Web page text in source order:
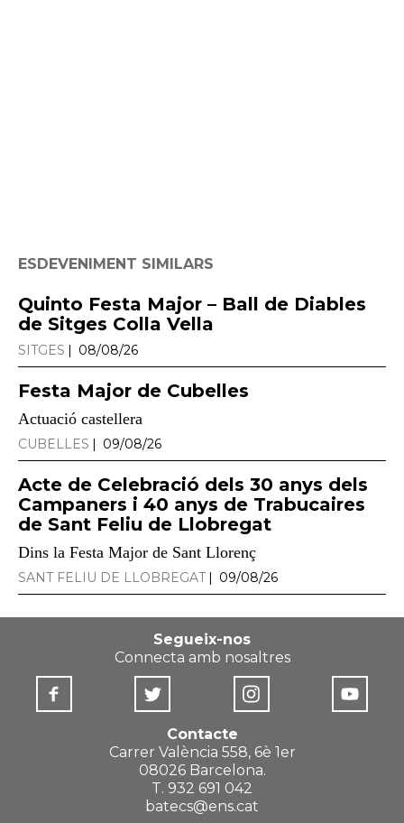
ESDEVENIMENT SIMILARS
Quinto Festa Major – Ball de Diables
de Sitges Colla Vella
SITGES 08/08/26
Festa Major de Cubelles
Actuació castellera
CUBELLES 09/08/26
Acte de Celebració dels 30 anys dels
Campaners i 40 anys de Trabucaires
de Sant Feliu de Llobregat
Dins la Festa Major de Sant Llorenç
SANT FELIU DE LLOBREGAT 09/08/26
Segueix-nos
Connecta amb nosaltres
Contacte
Carrer València 558, 6è 1er
08026 Barcelona.
T. 932 691 042
batecs@ens.cat